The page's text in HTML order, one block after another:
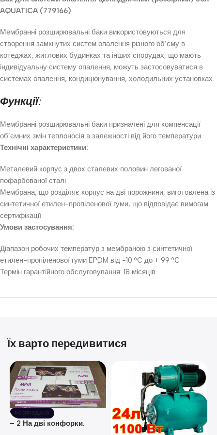
AQUATICA (779166)
Мембранні розширювальні баки використовуються для
створення замкнутих систем опалення різного об’єму в
котеджах, житлових будинках та інших спорудах, що мають
індивідуальну систему опалення, можуть застосовуватися в
системах опалення, кондиціонування, холодильних установках.
Функції:
Мембранні розширювальні баки призначені для компенсації
об’ємних змін теплоносія в залежності від його температури
Технічні характеристики:
Металевий корпус з двох сталевих половин легованої
пофарбованої сталі
Мембрана, що розділяє корпус на дві порожнини, виготовлена із
синтетичної етилен-пропіленової гуми, що відповідає вимогам
сертифікації
Умови застосування:
Діапазон робочих температур з мембраною з синтетичної
етилен-пропіленової гуми EPDM від -10 ºС до + 99 ºС
Термін гарантійного обслуговування: 18 місяців
Їх варто передивитися
РОЗПРОДАНО
– 2 На дві конфорки,